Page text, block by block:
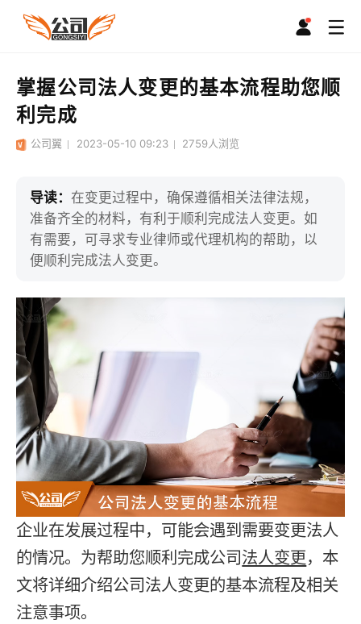
掌握公司法人变更的基本流程助您顺
利完成
公司翼 2023-05-10 09:23 2759人浏览
导读：在变更过程中，确保遵循相关法律法规，
准备齐全的材料，有利于顺利完成法人变更。如
有需要，可寻求专业律师或代理机构的帮助，以
便顺利完成法人变更。
企业在发展过程中，可能会遇到需要变更法人
的情况。为帮助您顺利完成公司法人变更，本
文将详细介绍公司法人变更的基本流程及相关
注意事项。